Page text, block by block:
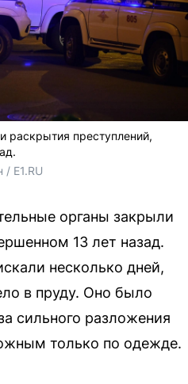
раскрытия преступлений,
E1.RU
органы закрыли
13 лет назад.
несколько дней,
в пруду. Оно было
сильного разложения
только по одежде.